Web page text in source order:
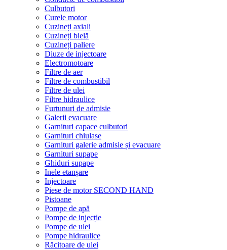
Culbutori
Curele motor
Cuzineți axiali
Cuzineți bielă
Cuzineți paliere
Diuze de injectoare
Electromotoare
Filtre de aer
Filtre de combustibil
Filtre de ulei
Filtre hidraulice
Furtunuri de admisie
Galerii evacuare
Garnituri capace culbutori
Garnituri chiulase
Garnituri galerie admisie și evacuare
Garnituri supape
Ghiduri supape
Inele etanșare
Injectoare
Piese de motor SECOND HAND
Pistoane
Pompe de apă
Pompe de injecție
Pompe de ulei
Pompe hidraulice
Răcitoare de ulei